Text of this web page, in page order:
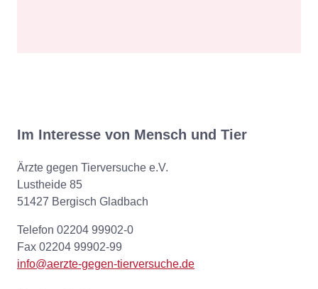
Im Interesse von Mensch und Tier
Ärzte gegen Tierversuche e.V.
Lustheide 85
51427 Bergisch Gladbach
Telefon 02204 99902-0
Fax 02204 99902-99
info@aerzte-gegen-tierversuche.de